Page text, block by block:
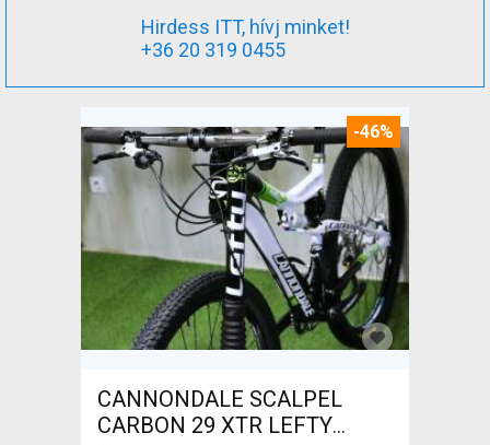
Hirdess ITT, hívj minket!
+36 20 319 0455
-46%
CANNONDALE SCALPEL
CARBON 29 XTR LEFTY